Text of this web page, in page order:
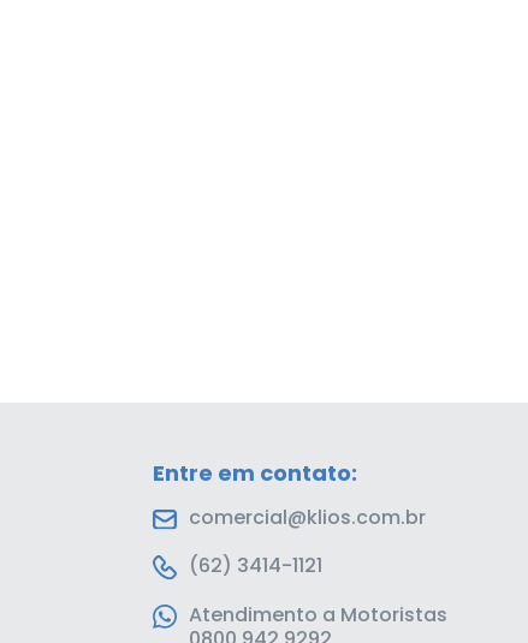
Entre em contato:
comercial@klios.com.br
(62) 3414-1121
Atendimento a Motoristas